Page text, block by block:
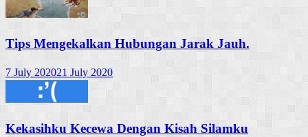
Tips Mengekalkan Hubungan Jarak Jauh.
7 July 202021 July 2020
Kekasihku Kecewa Dengan Kisah Silamku